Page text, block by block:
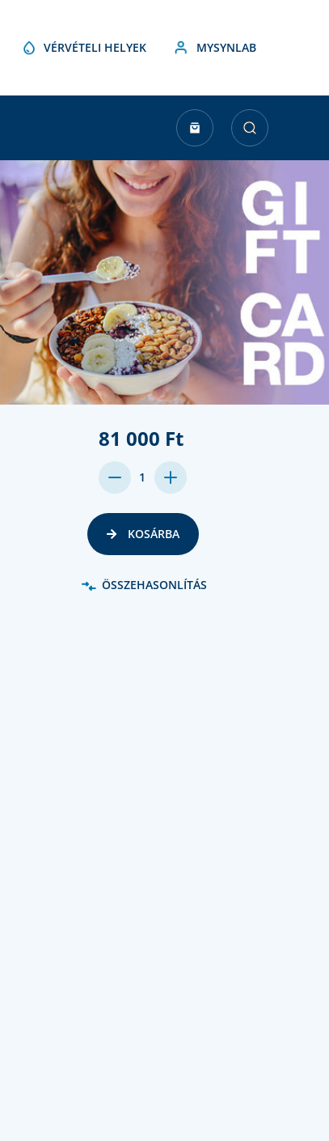
VÉRVÉTELI HELYEK MYSYNLAB
81 000 Ft
DECREASE
QUANTITY:
1
INCREASE
QUANTITY:
KOSÁRBA
ÖSSZEHASONLÍTÁS